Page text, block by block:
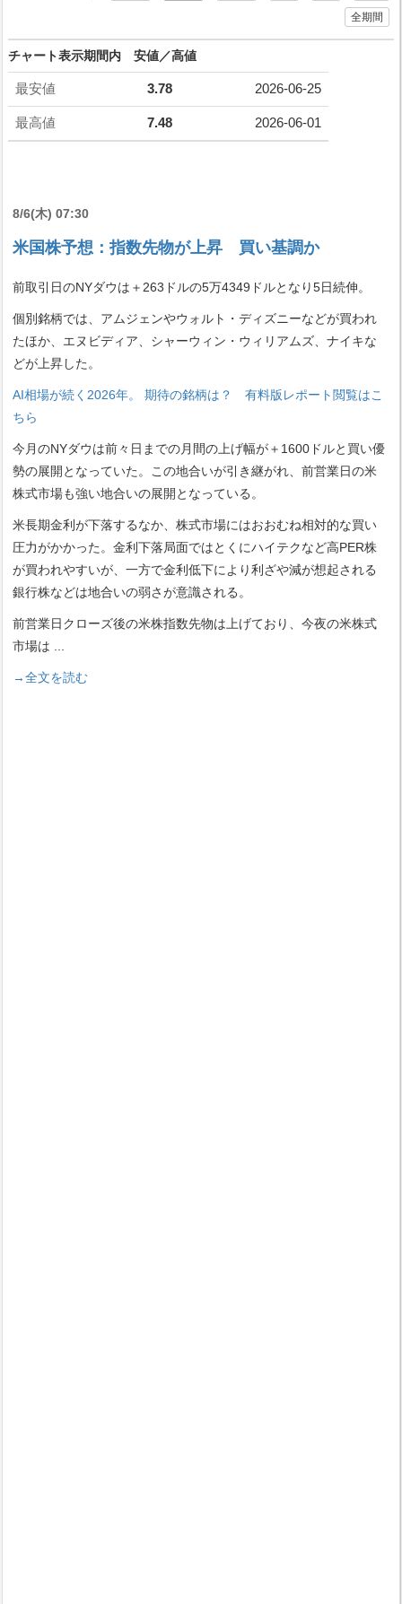
全期間
チャート表示期間内 安値／高値
最安値 3.78 2026-06-25
最高値 7.48 2026-06-01
8/6(木) 07:30
米国株予想：指数先物が上昇 買い基調か
前取引日のNYダウは＋263ドルの5万4349ドルとなり5日続伸。
個別銘柄では、アムジェンやウォルト・ディズニーなどが買われ
たほか、エヌビディア、シャーウィン・ウィリアムズ、ナイキな
どが上昇した。
AI相場が続く2026年。 期待の銘柄は？ 有料版レポート閲覧はこ
ちら
今月のNYダウは前々日までの月間の上げ幅が＋1600ドルと買い優
勢の展開となっていた。この地合いが引き継がれ、前営業日の米
株式市場も強い地合いの展開となっている。
米長期金利が下落するなか、株式市場にはおおむね相対的な買い
圧力がかかった。金利下落局面ではとくにハイテクなど高PER株
が買われやすいが、一方で金利低下により利ざや減が想起される
銀行株などは地合いの弱さが意識される。
前営業日クローズ後の米株指数先物は上げており、今夜の米株式
市場は
→全文を読む